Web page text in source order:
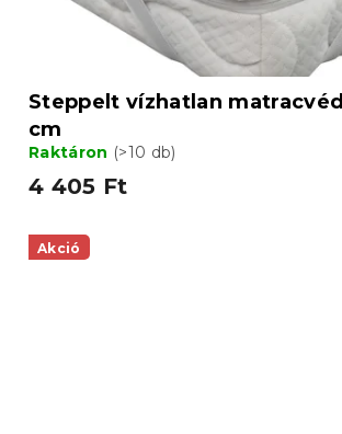
Steppelt vízhatlan
cm
Raktáron (>10 db)
4 405 Ft
Akció